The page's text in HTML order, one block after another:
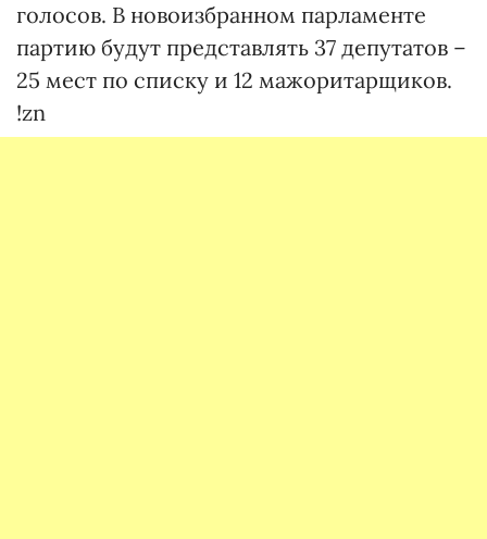
голосов. В новоизбранном парламенте
партию будут представлять 37 депутатов –
25 мест по списку и 12 мажоритарщиков.
!zn